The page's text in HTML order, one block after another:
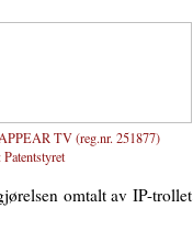
TV (reg.nr. 251877)
Patentstyret
omtalt av IP-trollet